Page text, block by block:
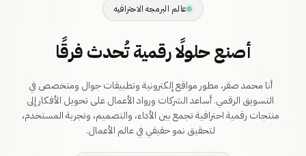
عالم البرمجه الاحترافيه
أصنع حلولًا رقمية تُحدث فرقًا
أنا محمد صقر، مطور مواقع إلكترونية وتطبيقات جوال ومتخصص في
التسويق الرقمي. أساعد الشركات ورواد الأعمال على تحويل الأفكار إلى
منتجات رقمية احترافية تجمع بين الأداء، والتصميم، وتجربة المستخدم،
لتحقيق نمو حقيقي في عالم الأعمال.